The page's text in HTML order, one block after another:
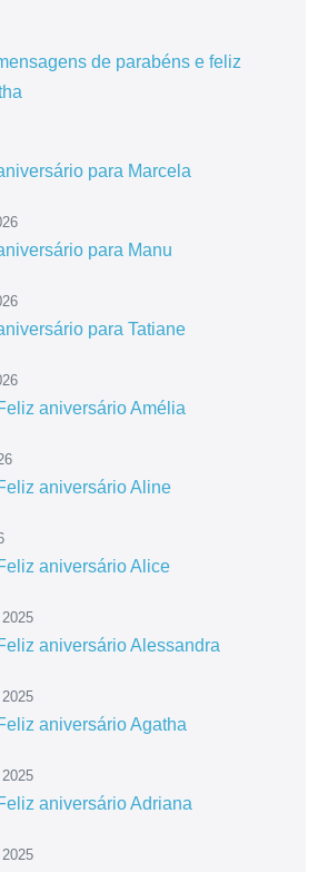
de parabéns e feliz
para Marcela
para Manu
para Tatiane
aniversário Amélia
aniversário Aline
aniversário Alice
aniversário Alessandra
aniversário Agatha
aniversário Adriana